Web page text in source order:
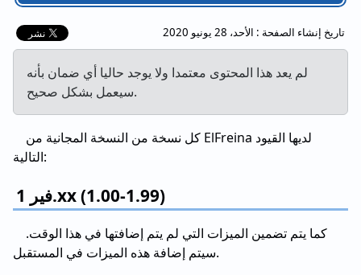
تاريخ إنشاء الصفحة : الأحد، 28 يونيو 2020
لم يعد هذا المحتوى معتمدا ولا يوجد حاليا أي ضمان بأنه
سيعمل بشكل صحيح.
كل نسخة من النسخة المجانية من ElFreina لديها القيود
التالية:
فير 1.xx (1.00-1.99)
كما يتم تضمين الميزات التي لم يتم إضافتها في هذا الوقت.
سيتم إضافة هذه الميزات في المستقبل.